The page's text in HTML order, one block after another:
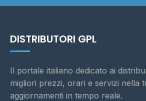
DISTRIBUTORI GPL
Il portale italiano dedicato ai
migliori prezzi, orari e servizi nella
aggiornamenti in tempo reale.